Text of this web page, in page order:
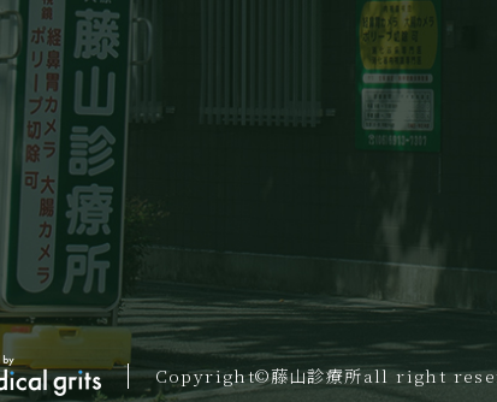
Copyright©藤山診療所all right